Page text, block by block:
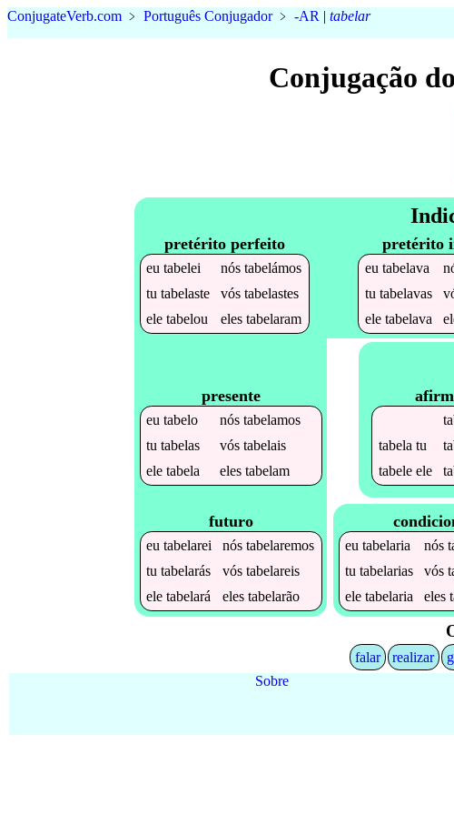
ConjugateVerb.com ﹥ Português Conjugador﹥ -AR | tabelar
Conjugação
pretérito perfeito
eutabelei nóstabelámos
tutabelaste vóstabelastes
eletabelou elestabelaram
pretérito
eu tabelava
tu tabelavas
ele tabelava
presente
eutabelo nóstabelamos
tutabelas vóstabelais
eletabela elestabelam
futuro
eutabelarei nóstabelaremos
tutabelarás vóstabelareis
eletabelará elestabelarão
tabela tu
tabeleele
eutabelaria nós
tutabelarias vós
eletabelaria eles
falar realizar
Sobre